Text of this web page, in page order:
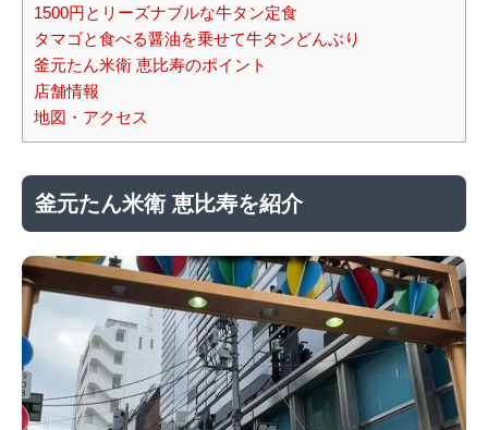
1500円とリーズナブルな牛タン定食
タマゴと食べる醤油を乗せて牛タンどんぶり
釜元たん米衛 恵比寿のポイント
店舗情報
地図・アクセス
釜元たん米衛 恵比寿を紹介